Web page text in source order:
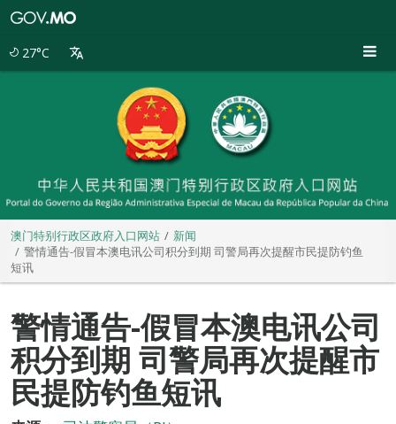
27°C
澳门特别行政区政府入口网站
新闻
警情通告-假冒本澳电讯公司积分到期 司警局再次提醒市民提防钓鱼
短讯
警情通告-假冒本澳电讯公司
积分到期 司警局再次提醒市
民提防钓鱼短讯